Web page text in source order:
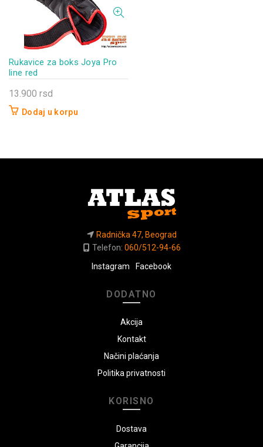
Rukavice za boks Joya Pro
line red
13.900 rsd
Dodaj u korpu
Radnička 47, Beograd
Telefon: 060/512-94-66
Instagram
Facebook
DODATNO
Akcija
Kontakt
Načini plaćanja
Politika privatnosti
KORISNO
Dostava